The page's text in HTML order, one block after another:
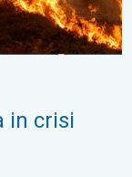
in crisi